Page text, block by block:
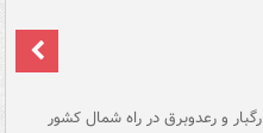
رگبار و رعدوبرق در راه شمال کشور